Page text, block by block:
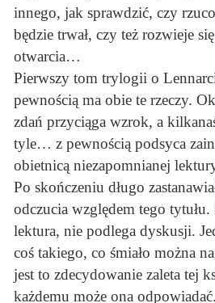
innego, jak sprawdzić, czy
będzie trwał, czy też rozwieje
otwarcia…
Pierwszy tom trylogii o
pewnością ma obie te rzeczy.
zdań przyciąga wzrok, a
tyle… z pewnością podsyca
obietnicą niezapomnianej
Po skończeniu długo
odczucia względem tego tytułu.
lektura, nie podlega dyskusji.
coś takiego, co śmiało można
jest to zdecydowanie zaleta tej
każdemu może ona odpowiadać.